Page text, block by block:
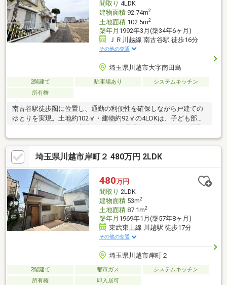
間取り 4LDK
建物面積92.74m2
土地面積102.5m2
築年月 1992年3月(築34年6ヶ月)
ＪＲ川越線 南古谷駅 徒歩16分
その他の交通
埼玉県川越市大字南田島
2階建て 駐車場あり
システムキッチン
所有権
南古谷駅徒歩圏に位置し、通勤の利便性を確保しながら戸建ての
ゆとりを実現。土地約102㎡・建物約92㎡の4LDKは、子ども部屋
りです。駐車スペース1台分も確保されています。前面道路は東側
約2.8m・南側約2.3mとなっており、現地でのご確認をおすすめし
ます。広さ・立地・使い勝手のバランスを重視したいご家庭に。
埼玉県川越市岸町２ 480万円 2LDK
480万円
間取り 2LDK
建物面積53m2
土地面積87.1m2
築年月 1969年1月(築57年8ヶ月)
東武東上線 川越駅 徒歩17分
その他の交通
埼玉県川越市岸町２
2階建て 都市ガス
システムキッチン
所有権
即入居可